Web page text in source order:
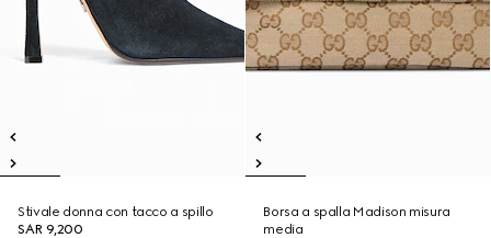
Stivale donna con tacco a spillo
SAR 9,200
Borsa a spalla Madison misura
media